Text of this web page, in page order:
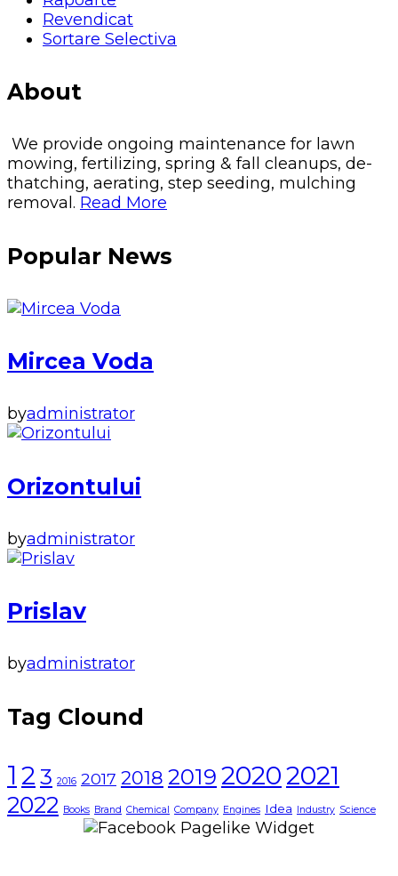
Revendicat
Sortare Selectiva
About
We provide ongoing maintenance for lawn
mowing, fertilizing, spring & fall cleanups, de-
thatching, aerating, step seeding, mulching
removal. Read More
Popular News
Mircea Voda
byadministrator
Orizontului
byadministrator
Prislav
byadministrator
Tag Clound
1 2 3 2016 2017 2018 2019 20202021
2022 Books Brand Chemical Company Engines Idea Industry Science